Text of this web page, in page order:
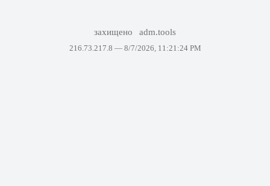
захищено adm.tools
216.73.217.8 — 8/7/2026, 11:21:24 PM